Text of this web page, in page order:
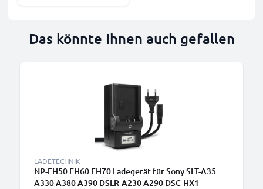
Das könnte Ihnen auch gefallen
LADETECHNIK
NP-FH50 FH60 FH70 Ladegerät für Sony SLT-A35
A330 A380 A390 DSLR-A230 A290 DSC-HX1